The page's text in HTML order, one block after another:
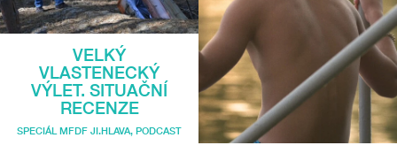
VELKÝ
VLASTENECKÝ
VÝLET. SITUAČNÍ
RECENZE
SPECIÁL MFDF JI.HLAVA, PODCAST